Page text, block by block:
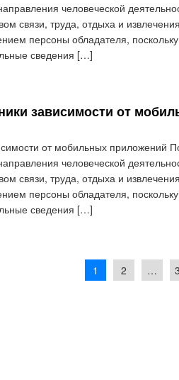
человеческой
связи, труда, отдыха и
персоны обладателя,
сведения […]
зависимости от
от мобильных приложений
человеческой
связи, труда, отдыха и
персоны обладателя,
сведения […]
1 2 …